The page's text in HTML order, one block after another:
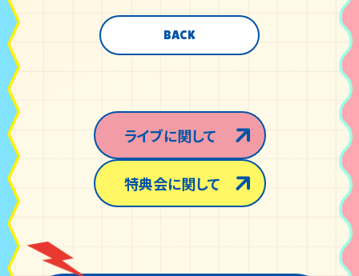
BACK
ライブに関して
特典会に関して